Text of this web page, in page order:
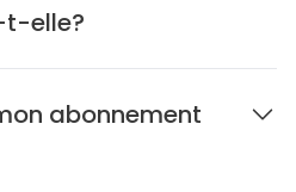
t-elle?
abonnement